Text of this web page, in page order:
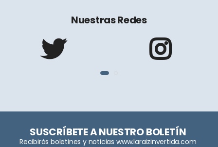
Nuestras Redes
SUSCRÍBETE A NUESTRO BOLETÍN
Recibirás boletines y noticias www.laraizinvertida.com